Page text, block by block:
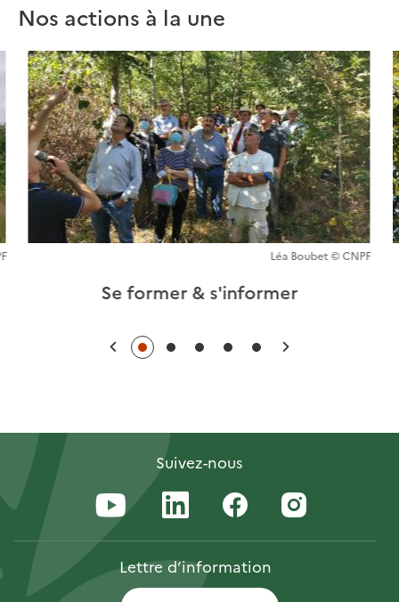
Nos actions à la une
Léa Boubet © CNPF
Se former & s'informer
Suivez-nous
Lettred’information